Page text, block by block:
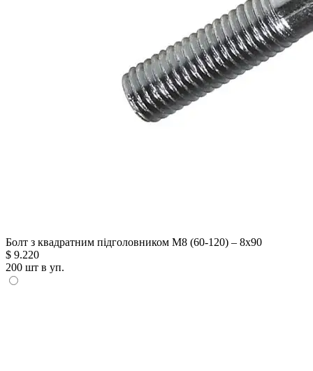
Болт з квадратним підголовником М8 (60-120) – 8х90
$ 9.220
200 шт в уп.